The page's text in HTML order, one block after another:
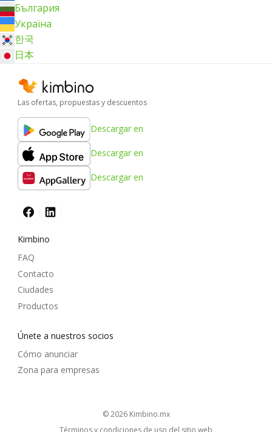
България
Україна
한국
日本
Las ofertas, propuestas y descuentos
Descargar en
Descargar en
Descargar en
Kimbino
FAQ
Contacto
Ciudades
Productos
Únete a nuestros socios
Cómo anunciar
Zona para empresas
© 2026 kimbino.mx
Términos y condiciones de uso del sitio web